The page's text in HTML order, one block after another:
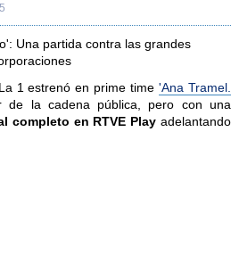
1 estrenó en prime time'Ana Tramel.
de la cadena pública, pero con una
completo en RTVE Play adelantando